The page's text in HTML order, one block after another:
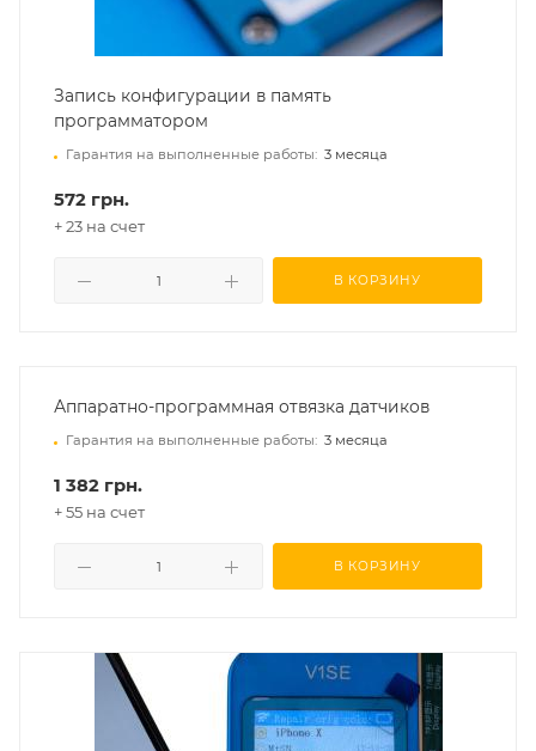
Запись конфигурации в память
программатором
Гарантия на выполненные работы: 3 месяца
572 грн.
+ 23 на счет
В КОРЗИНУ
Аппаратно-программная отвязка датчиков
Гарантия на выполненные работы: 3 месяца
1 382 грн.
+ 55 на счет
В КОРЗИНУ